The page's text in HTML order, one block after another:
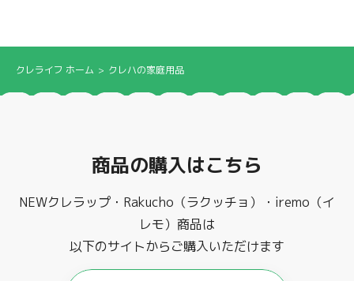
クレライフ ホーム クレハの家庭用品
商品の購入はこちら
NEWクレラップ・Rakucho（ラクッチョ）・iremo（イ
レモ）商品は
以下のサイトからご購入いただけます